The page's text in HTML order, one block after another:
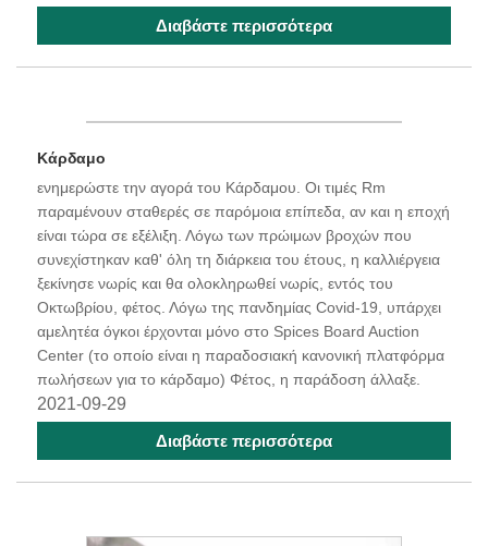
Διαβάστε περισσότερα
Κάρδαμο
ενημερώστε την αγορά του Κάρδαμου. Οι τιμές Rm
παραμένουν σταθερές σε παρόμοια επίπεδα, αν και η εποχή
είναι τώρα σε εξέλιξη. Λόγω των πρώιμων βροχών που
συνεχίστηκαν καθ' όλη τη διάρκεια του έτους, η καλλιέργεια
ξεκίνησε νωρίς και θα ολοκληρωθεί νωρίς, εντός του
Οκτωβρίου, φέτος. Λόγω της πανδημίας Covid-19, υπάρχει
αμελητέα όγκοι έρχονται μόνο στο Spices Board Auction
Center (το οποίο είναι η παραδοσιακή κανονική πλατφόρμα
πωλήσεων για το κάρδαμο) Φέτος, η παράδοση άλλαξε.
2021-09-29
Διαβάστε περισσότερα